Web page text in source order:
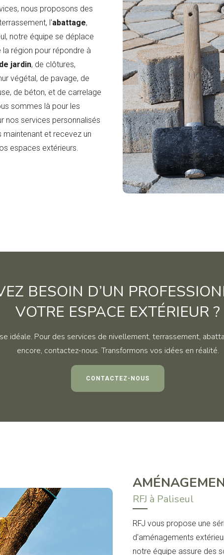
nous proposons des
l'abattage,
notre équipe se déplace
région pour répondre à
jardin, de clôtures,
végétal, de pavage, de
de béton, et de carrelage
sommes là pour les
nos services personnalisés
et recevez un
espaces extérieurs.
BESOIN D’UN
VOTRE ESPACE EXTÉRIEUR ?
idéale. Pour des services de nivellement, terrassement,
encore, contactez-nous. Transformons vos idées en réalité.
CONTACTEZ-NOUS
RFJ à Paliseul
RFJ vous propose une
d'aménagements
notre équipe assure des